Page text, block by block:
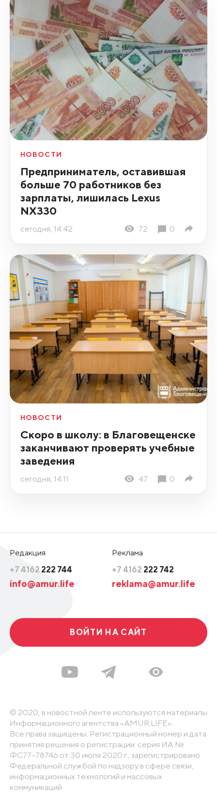
НОВОСТИ
Предприниматель, оставившая
больше 70 работников без
зарплаты, лишилась Lexus
NX330
сегодня, 14:42 72 0
НОВОСТИ
Скоро в школу: в Благовещенске
заканчивают проверять учебные
заведения
сегодня, 14:11 47 0
Редакция
+7 4162 222 744
info@amur.life
Реклама
+7 4162 222 742
reklama@amur.life
ВОЙТИ НА САЙТ
© 2020, в новостной ленте используются материалы
Информационного агентства «AMUR.LIFE».
Все права защищены. Регистрационный номер и дата
принятия решения о регистрации: серия ИА №
ФС77-78746 от 30 июля 2020 г., зарегистрировано
Федеральной службой по надзору в сфере связи,
информационных технологий и массовых
коммуникаций